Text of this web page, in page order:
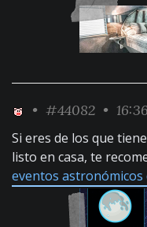
• #44082 •
Si eres de los que
listo en casa, te
eventos astronómicos